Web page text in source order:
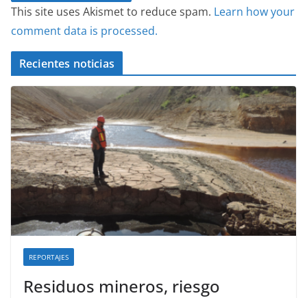
This site uses Akismet to reduce spam. Learn how your
comment data is processed.
Recientes noticias
REPORTAJES
Residuos mineros, riesgo